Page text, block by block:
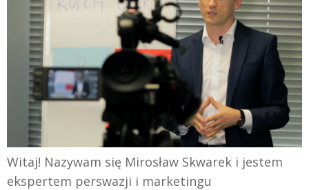
Witaj! Nazywam się Mirosław Skwarek i jestem
ekspertem perswazji i marketingu